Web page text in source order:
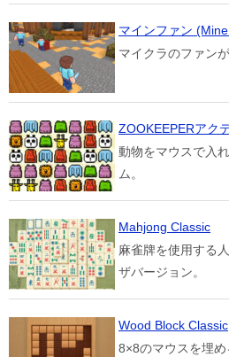
マインファン
マイクラのファン
ZOOKEEPERアク
動物をマウスで入
ム。
Mahjong Classic
麻雀牌を使用する
ザバージョン。
Wood Block Classic
8×8のマウスを埋め